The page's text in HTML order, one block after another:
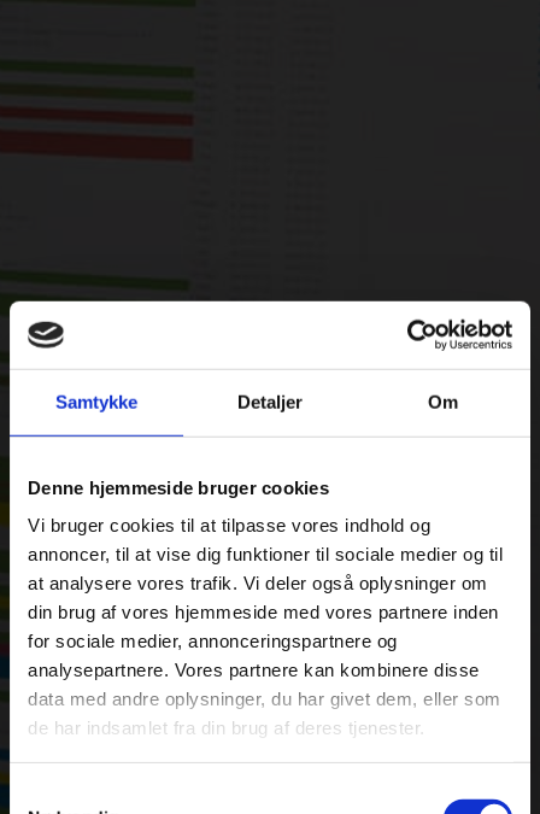
Samtykke Detaljer Om
Denne hjemmeside bruger cookies
Vi bruger cookies til at tilpasse vores indhold og
annoncer, til at vise dig funktioner til sociale medier og til
at analysere vores trafik. Vi deler også oplysninger om
din brug af vores hjemmeside med vores partnere inden
for sociale medier, annonceringspartnere og
analysepartnere. Vores partnere kan kombinere disse
data med andre oplysninger, du har givet dem, eller som
de har indsamlet fra din brug af deres tjenester.